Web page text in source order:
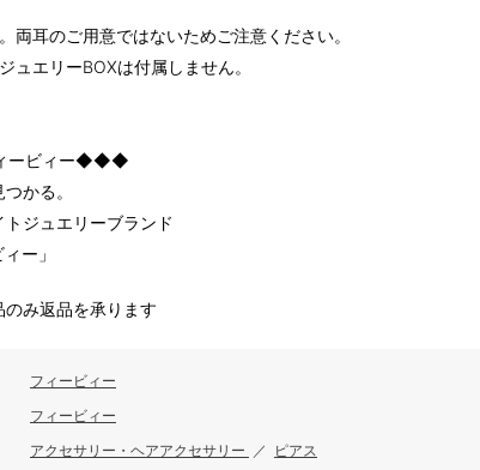
両耳のご用意ではないためご注意ください。
ュエリーBOXは付属しません。
ービィー◆◆◆
かる。
ジュエリーブランド
ー」
み返品を承ります
フィービィー
フィービィー
アクセサリー・ヘアアクセサリー ／ ピアス